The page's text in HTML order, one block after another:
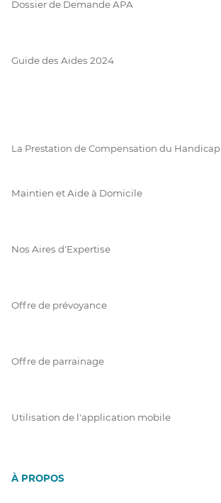
Dossier de Demande APA
Guide des Aides 2024
La Prestation de Compensation du Handicap
Maintien et Aide à Domicile
Nos Aires d'Expertise
Offre de prévoyance
Offre de parrainage
Utilisation de l'application mobile
À PROPOS